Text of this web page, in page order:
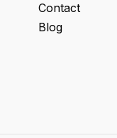
Contact
Blog